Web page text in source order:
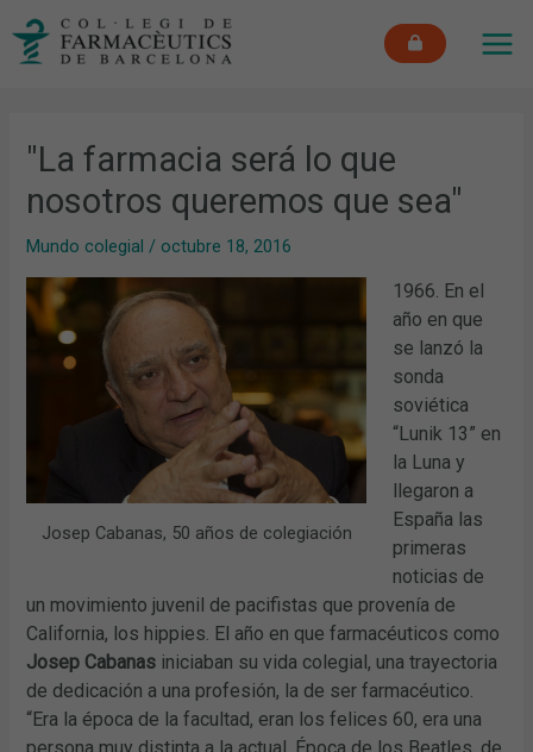
"La farmacia será lo que
nosotros queremos que sea"
Mundo colegial / octubre 18, 2016
Josep Cabanas, 50 años de colegiación
1966. En el
año en que
se lanzó la
sonda
soviética
“Lunik 13” en
la Luna y
llegaron a
España las
primeras
noticias de
un movimiento juvenil de pacifistas que provenía de
California, los hippies. El año en que farmacéuticos como
Josep Cabanas iniciaban su vida colegial, una trayectoria
de dedicación a una profesión, la de ser farmacéutico.
“Era la época de la facultad, eran los felices 60, era una